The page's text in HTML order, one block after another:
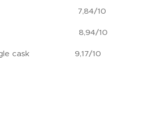
23y 7,84/10
31y 8,94/10
single cask 9,17/10